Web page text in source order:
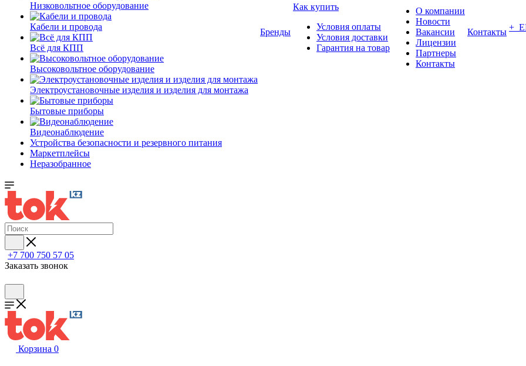
Низковольтное оборудование
Кабели и провода
Всё для КПП
Высоковольтное оборудование
Электроустановочные изделия и изделия для монтажа
Бытовые приборы
Видеонаблюдение
Устройства безопасности и резервного питания
Маркетплейсы
Неразобранное
Бренды
Как купить
Условия оплаты
Условия доставки
Гарантия на товар
О компании
Новости
Вакансии
Лицензии
Партнеры
Контакты
Контакты +
+7 700 750 57 05
Заказать звонок
Корзина 0